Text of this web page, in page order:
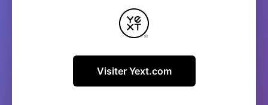
Visiter Yext.com